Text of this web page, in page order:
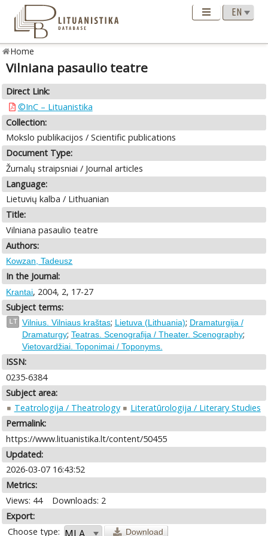
Home
Vilniana pasaulio teatre
Direct Link:
©InC – Lituanistika
Collection:
Mokslo publikacijos / Scientific publications
Document Type:
Žurnalų straipsniai / Journal articles
Language:
Lietuvių kalba / Lithuanian
Title:
Vilniana pasaulio teatre
Authors:
Kowzan, Tadeusz
In the Journal:
Krantai, 2004, 2, 17-27
Subject terms:
LT Vilnius. Vilniaus kraštas; Lietuva (Lithuania); Dramaturgija /
Dramaturgy; Teatras. Scenografija / Theater. Scenography;
Vietovardžiai. Toponimai / Toponyms.
ISSN:
0235-6384
Subject area:
Teatrologija / Theatrology
Literatūrologija / Literary Studies
Permalink:
https://www.lituanistika.lt/content/50455
Updated:
2026-03-07 16:43:52
Metrics:
Views: 44
Downloads: 2
Export:
Choose type:
Download